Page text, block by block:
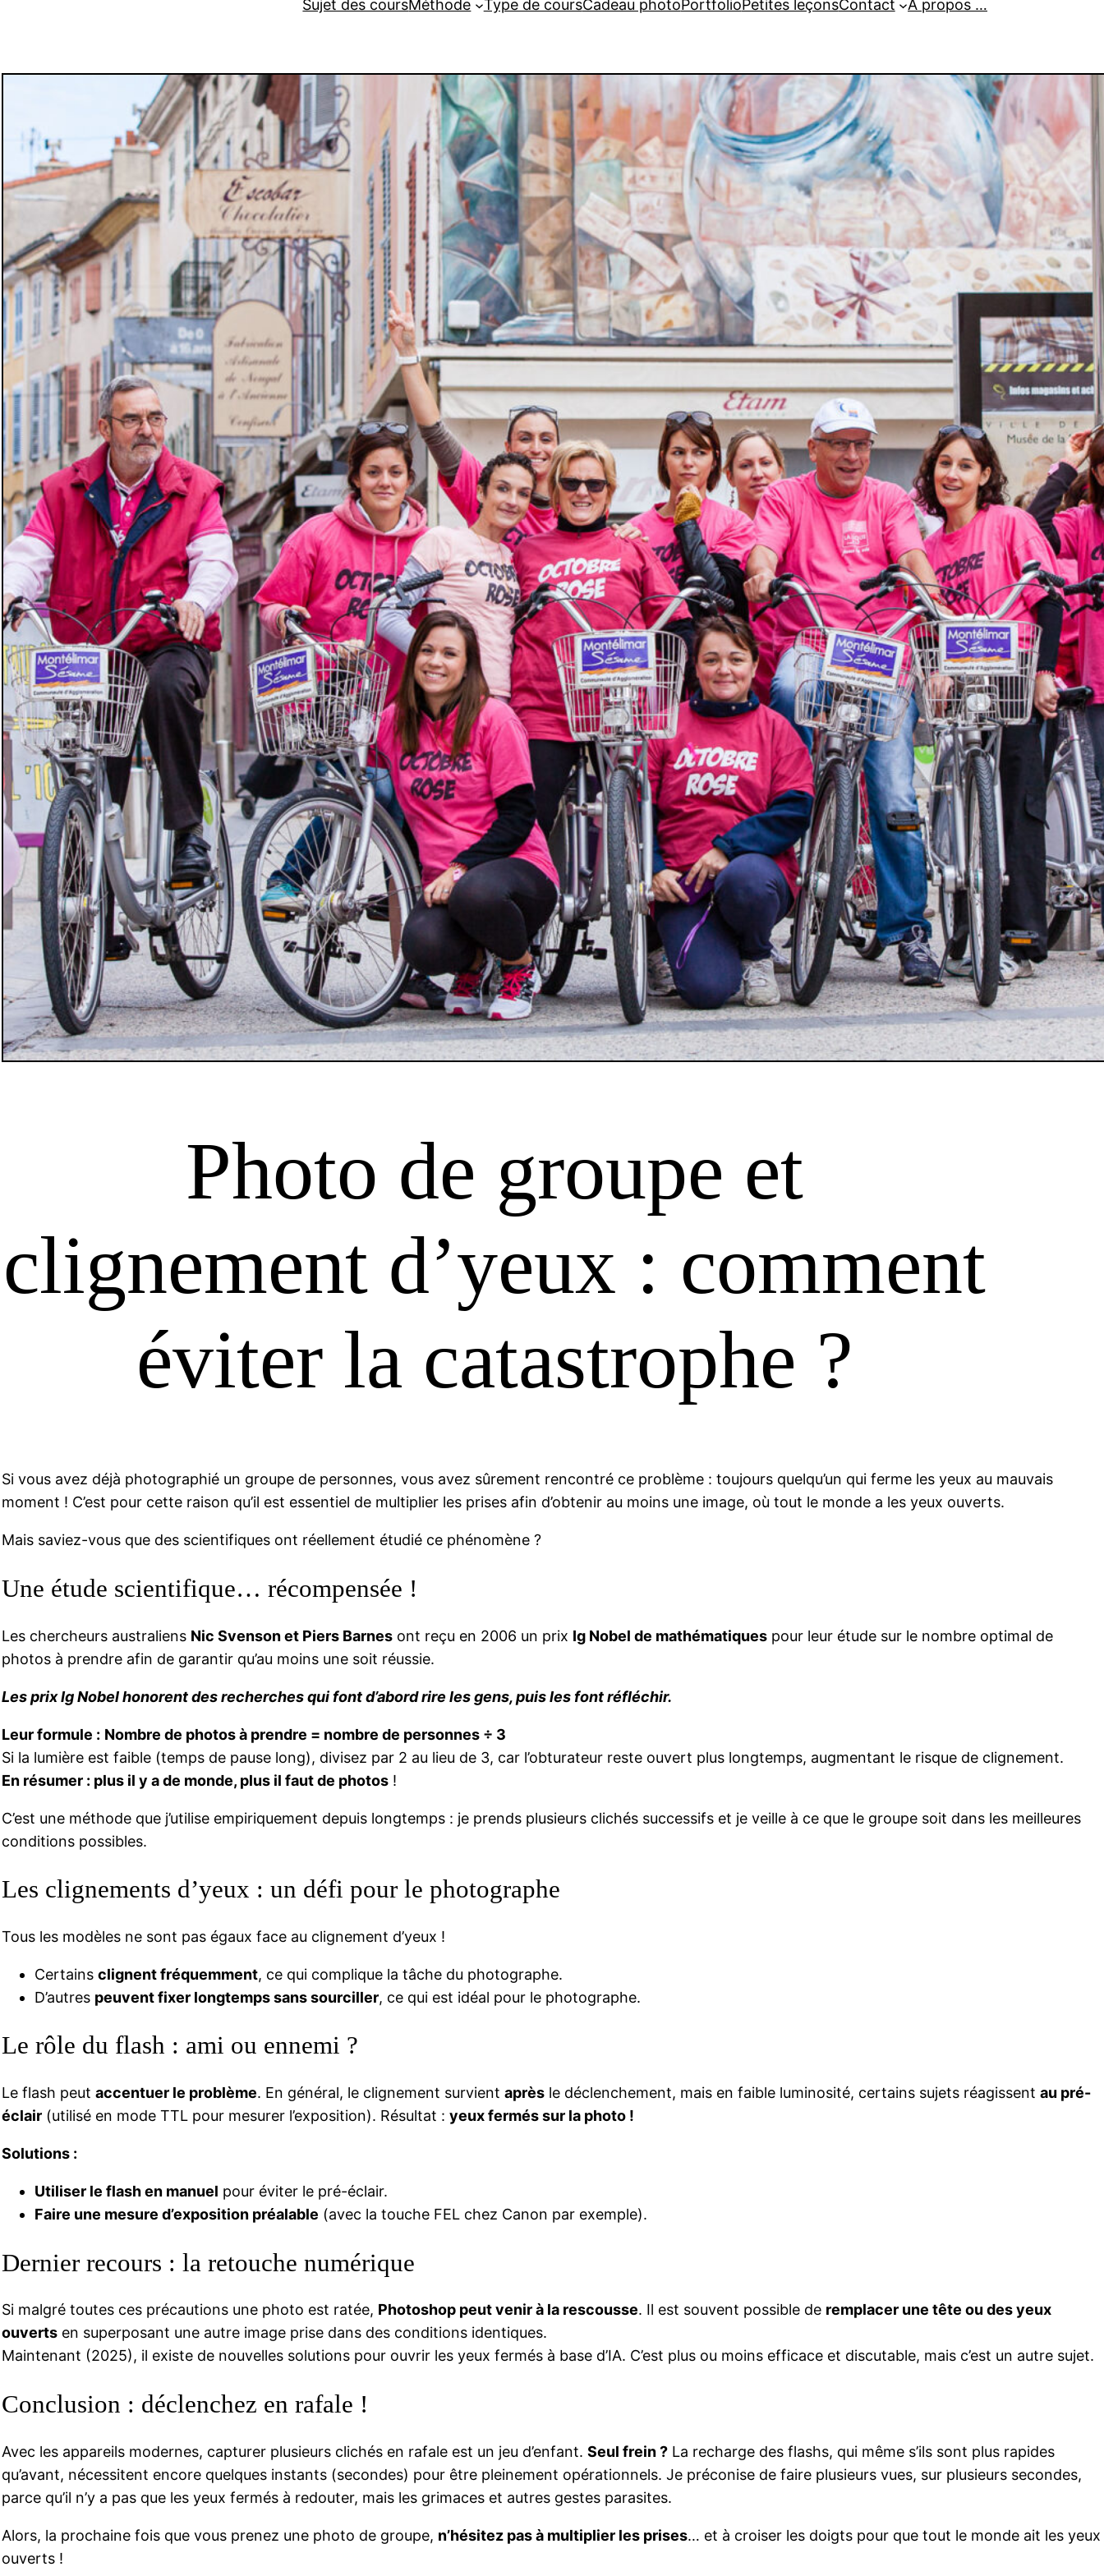
Sujet des coursMéthode Type de coursCadeau photoPortfolioPetites leçonsContact A propos …
Photo de groupe et
clignement d’yeux : comment
éviter la catastrophe ?
Si vous avez déjà photographié un groupe de personnes, vous avez sûrement rencontré ce problème : toujours quelqu’un qui ferme les yeux au mauvais
moment ! C’est pour cette raison qu’il est essentiel de multiplier les prises afin d’obtenir au moins une image, où tout le monde a les yeux ouverts.
Mais saviez-vous que des scientifiques ont réellement étudié ce phénomène ?
Une étude scientifique… récompensée !
Les chercheurs australiens Nic Svenson et Piers Barnes ont reçu en 2006 un prix Ig Nobel de mathématiques pour leur étude sur le nombre optimal de
photos à prendre afin de garantir qu’au moins une soit réussie.
Les prix Ig Nobel honorent des recherches qui font d’abord rire les gens, puis les font réfléchir.
Leur formule : Nombre de photos à prendre = nombre de personnes ÷ 3
Si la lumière est faible (temps de pause long), divisez par 2 au lieu de 3, car l’obturateur reste ouvert plus longtemps, augmentant le risque de clignement.
En résumer : plus il y a de monde, plus il faut de photos !
C’est une méthode que j’utilise empiriquement depuis longtemps : je prends plusieurs clichés successifs et je veille à ce que le groupe soit dans les meilleures
conditions possibles.
Les clignements d’yeux : un défi pour le photographe
Tous les modèles ne sont pas égaux face au clignement d’yeux !
Certains clignent fréquemment, ce qui complique la tâche du photographe.
D’autres peuvent fixer longtemps sans sourciller, ce qui est idéal pour le photographe.
Le rôle du flash : ami ou ennemi ?
Le flash peut accentuer le problème. En général, le clignement survient après le déclenchement, mais en faible luminosité, certains sujets réagissent au pré-
éclair (utilisé en mode TTL pour mesurer l’exposition). Résultat : yeux fermés sur la photo !
Solutions :
Utiliser le flash en manuel pour éviter le pré-éclair.
Faire une mesure d’exposition préalable (avec la touche FEL chez Canon par exemple).
Dernier recours : la retouche numérique
Si malgré toutes ces précautions une photo est ratée, Photoshop peut venir à la rescousse. Il est souvent possible de remplacer une tête ou des yeux
ouverts en superposant une autre image prise dans des conditions identiques.
Maintenant (2025), il existe de nouvelles solutions pour ouvrir les yeux fermés à base d’IA. C’est plus ou moins efficace et discutable, mais c’est un autre sujet.
Conclusion : déclenchez en rafale !
Avec les appareils modernes, capturer plusieurs clichés en rafale est un jeu d’enfant. Seul frein ? La recharge des flashs, qui même s’ils sont plus rapides
qu’avant, nécessitent encore quelques instants (secondes) pour être pleinement opérationnels. Je préconise de faire plusieurs vues, sur plusieurs secondes,
parce qu’il n’y a pas que les yeux fermés à redouter, mais les grimaces et autres gestes parasites.
Alors, la prochaine fois que vous prenez une photo de groupe, n’hésitez pas à multiplier les prises… et à croiser les doigts pour que tout le monde ait les yeux
ouverts !